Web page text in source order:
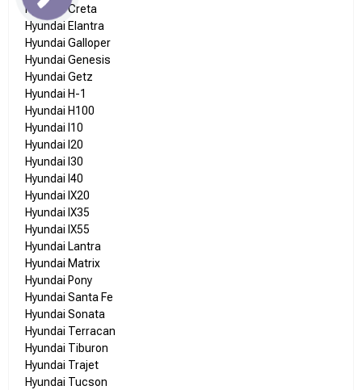
Hyundai Creta
Hyundai Elantra
Hyundai Galloper
Hyundai Genesis
Hyundai Getz
Hyundai H-1
Hyundai H100
Hyundai I10
Hyundai I20
Hyundai I30
Hyundai I40
Hyundai IX20
Hyundai IX35
Hyundai IX55
Hyundai Lantra
Hyundai Matrix
Hyundai Pony
Hyundai Santa Fe
Hyundai Sonata
Hyundai Terracan
Hyundai Tiburon
Hyundai Trajet
Hyundai Tucson